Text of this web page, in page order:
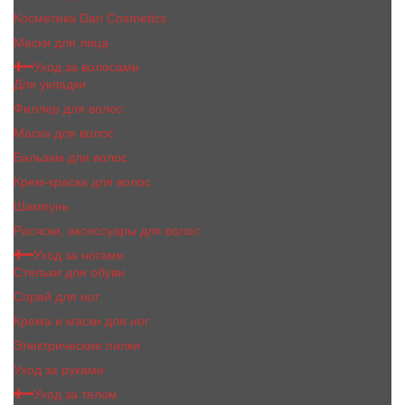
Косметика Dari Cosmetics
Маски для лица
Уход за волосами
Для укладки
Филлер для волос
Маска для волос
Бальзам для волос
Крем-краска для волос
Шампунь
Расчски, аксессуары для волос
Уход за ногами
Стельки для обуви
Спрей для ног
Крема и маски для ног
Электрические пилки
Уход за руками
Уход за телом